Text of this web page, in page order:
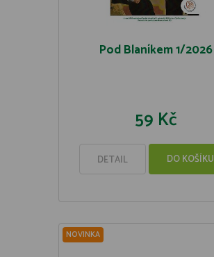
Pod Blaníkem 1/2026
59 Kč
DETAIL DO KOŠÍKU
NOVINKA